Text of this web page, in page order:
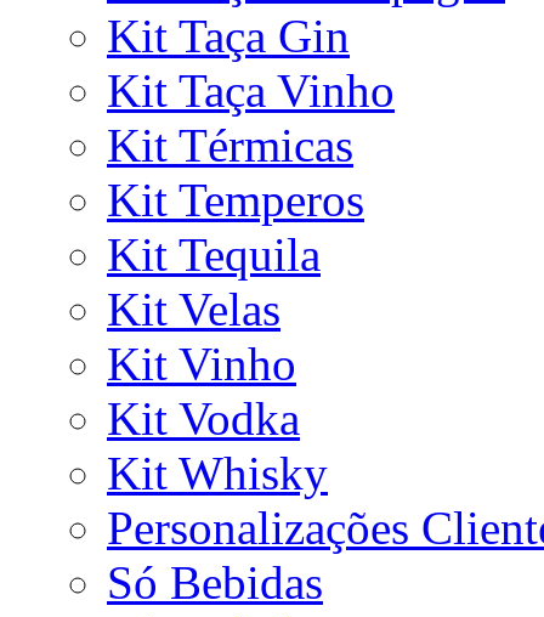
Kit Taça Gin
Kit Taça Vinho
Kit Térmicas
Kit Temperos
Kit Tequila
Kit Velas
Kit Vinho
Kit Vodka
Kit Whisky
Personalizações
Só Bebidas